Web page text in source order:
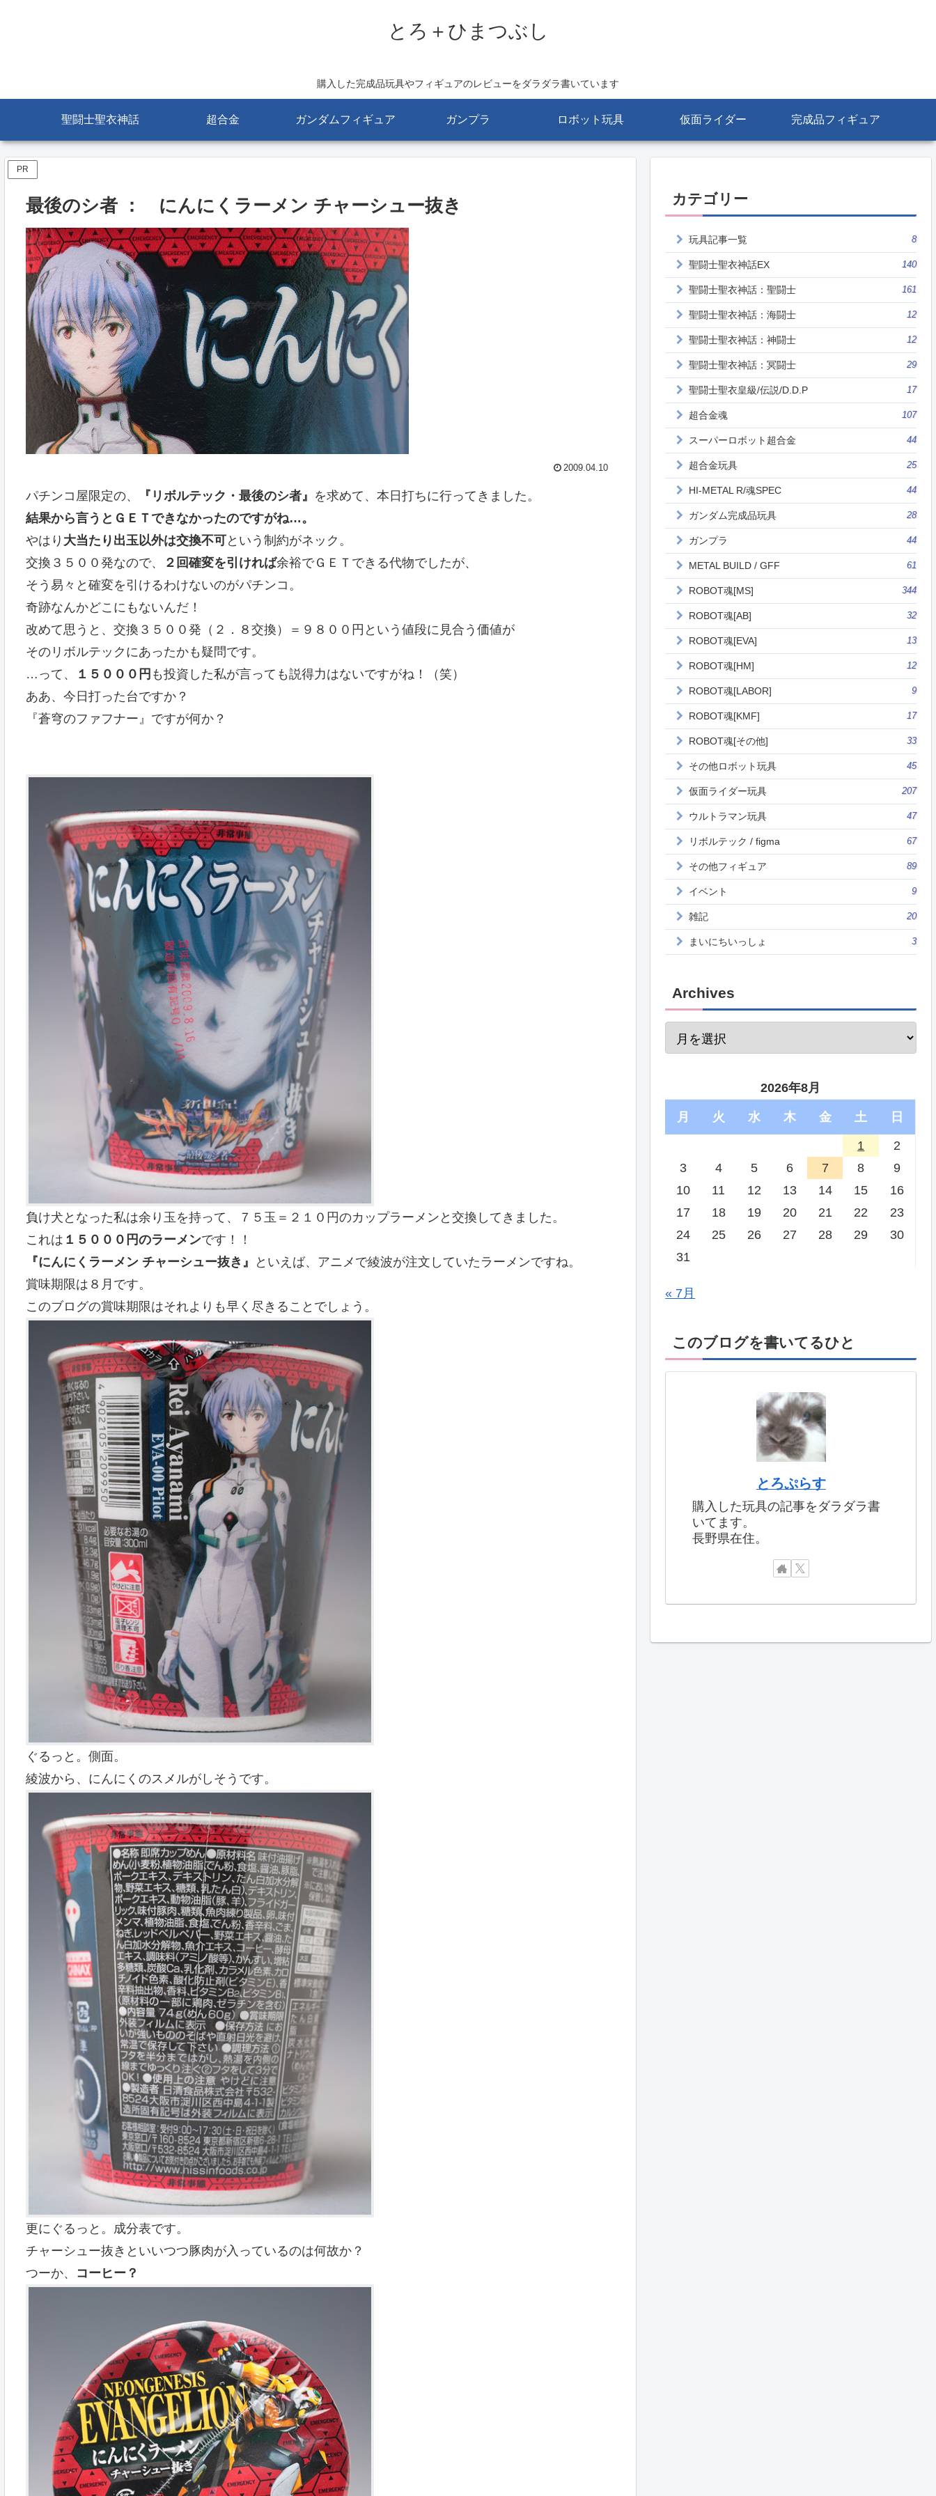
とろ＋ひまつぶし
購入した完成品玩具やフィギュアのレビューをダラダラ書いています
聖闘士聖衣神話 超合金 ガンダムフィギュア ガンプラ ロボット玩具 仮面ライダー 完成品フィギュア
PR
最後のシ者 ： にんにくラーメン チャーシュー抜き
2009.04.10
パチンコ屋限定の、 『リボルテック・最後のシ者』 を求めて、本日打ちに行ってきました。
結果から言うとＧＥＴできなかったのですがね…。
やはり 大当たり出玉以外は交換不可という制約がネック。
交換３５００発なので、
２回確変を引ければ余裕でＧＥＴできる代物でしたが、
そう易々と確変を引けるわけないのがパチンコ。
奇跡なんかどこにもないんだ！
改めて思うと、交換３５００発（２．８交換）＝９８００円という値段に見合う価値が
そのリボルテックにあったかも疑問です。
…って、
１５０００円 も投資した私が言っても説得力はないですがね！（笑）
ああ、今日打った台ですか？
『蒼穹のファフナー』 ですが何か？
負け犬となった私は余り玉を持って、７５玉＝２１０円のカップラーメンと交換してきました。
これは １５０００円のラーメンです！！
『にんにくラーメン チャーシュー抜き』
といえば、アニメで綾波が注文していたラーメンですね。
賞味期限は８月です。
このブログの賞味期限はそれよりも早く尽きることでしょう。
ぐるっと。側面。
綾波から、にんにくのスメルがしそうです。
更にぐるっと。成分表です。
チャーシュー抜きといいつつ豚肉が入っているのは何故か？
つーか、
コーヒー？
カテゴリー
玩具記事一覧 8
聖闘士聖衣神話EX 140
聖闘士聖衣神話：聖闘士 161
聖闘士聖衣神話：海闘士 12
聖闘士聖衣神話：神闘士 12
聖闘士聖衣神話：冥闘士 29
聖闘士聖衣皇級/伝説/D.D.P 17
超合金魂 107
スーパーロボット超合金 44
超合金玩具 25
HI-METAL R/魂SPEC 44
ガンダム完成品玩具 28
ガンプラ 44
METAL BUILD / GFF 61
ROBOT魂[MS] 344
ROBOT魂[AB] 32
ROBOT魂[EVA] 13
ROBOT魂[HM] 12
ROBOT魂[LABOR] 9
ROBOT魂[KMF] 17
ROBOT魂[その他] 33
その他ロボット玩具 45
仮面ライダー玩具 207
ウルトラマン玩具 47
リボルテック / figma 67
その他フィギュア 89
イベント 9
雑記 20
まいにちいっしょ 3
Archives
2026年8月
月 火 水 木 金 土 日
1
2
3
4 5 6 7 8
9
10
11 12 13 14 15
16
17
18 19 20 21 22
23
24
25 26 27 28 29
30
31
« 7月
このブログを書いてるひと
とろぷらす
購入した玩具の記事をダラダラ書
いてます。
長野県在住。